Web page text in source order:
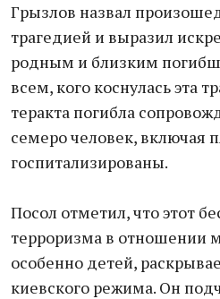
Грызлов назвал
трагедией и выразил
родным и близким
всем, кого коснулась эта
теракта погибла
семеро человек, включая
госпитализированы.
Посол отметил, что этот
терроризма в отношении
особенно детей,
киевского режима. Он